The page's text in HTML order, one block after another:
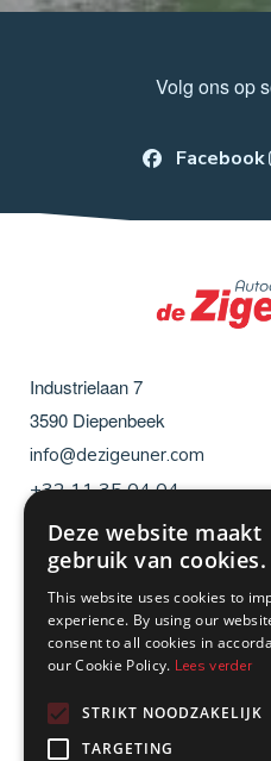
Volg ons op
Facebook
Industrielaan 7
3590 Diepenbeek
info@dezigeuner.com
+32 11 35 04 04
Menu
voet
links
Brochures
Cadeaubon
Jobs
Veelgestelde vragen
Deze website maakt
gebruik van cookies.
This website uses cookies to
experience. By using our
consent to all cookies in
our Cookie Policy. Lees verder
STRIKT NOODZAKELIJK
TARGETING